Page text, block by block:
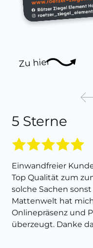
Zu hier
5 Sterne
Einwandfreier
Top Qualität zum
solche Sachen
Mattenwelt hat
Onlinepräsenz und
überzeugt. Danke